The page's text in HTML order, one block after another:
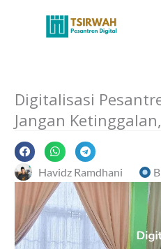
Digitalisasi
Jangan
Havidz Ramdhani